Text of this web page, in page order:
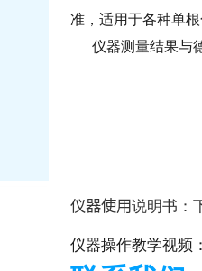
准，适用于各种单
仪器测量结果与
仪器使用说明书：
仪器操作教学视频：